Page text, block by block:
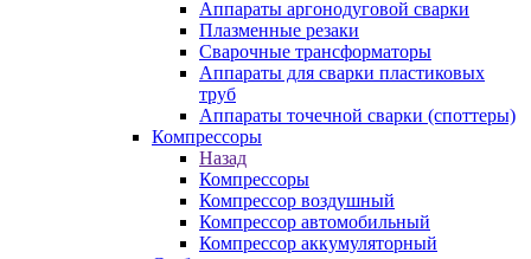
Аппараты аргонодуговой сварки
Плазменные резаки
Сварочные трансформаторы
Аппараты для сварки пластиковых
труб
Аппараты точечной сварки (споттеры)
Компрессоры
Назад
Компрессоры
Компрессор воздушный
Компрессор автомобильный
Компрессор аккумуляторный